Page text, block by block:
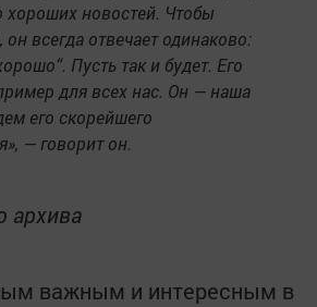
хороших новостей. Чтобы
всегда отвечает одинаково:
Пусть так и будет. Его
для всех нас. Он — наша
его скорейшего
— говорит он.
архива
важным и интересным в